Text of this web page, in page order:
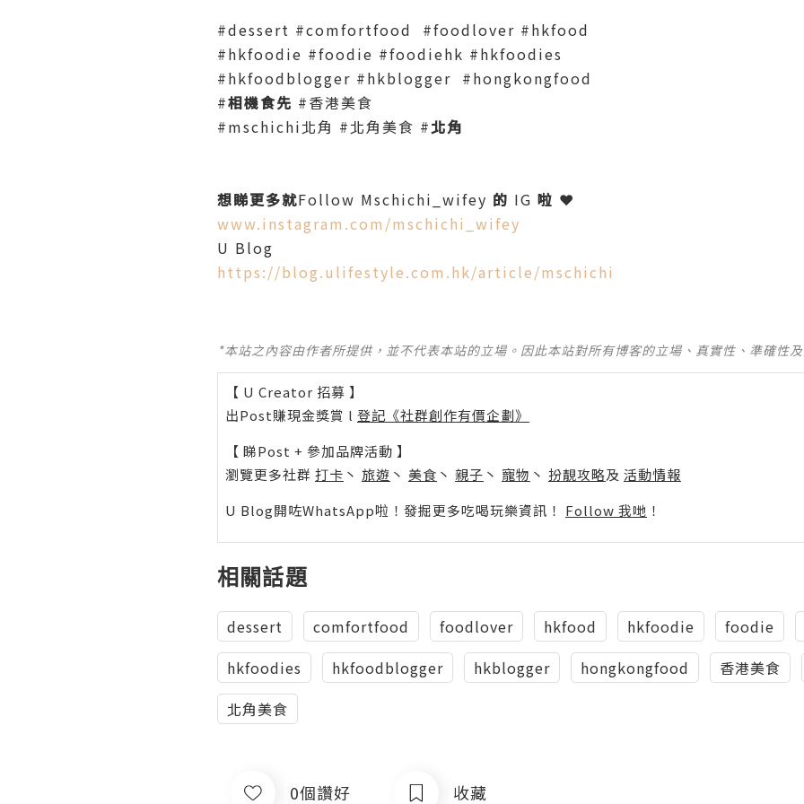
#dessert #comfortfood #foodlover #hkfood
#hkfoodie #foodie #foodiehk #hkfoodies
#hkfoodblogger #hkblogger #hongkongfood
#相機食先 #香港美食
#mschichi北角 #北角美食 #北角
想睇更多就Follow Mschichi_wifey 的 IG 啦 ❤️
www.instagram.com/mschichi_wifey
U Blog
https://blog.ulifestyle.com.hk/article/mschichi
*本站之內容由作者所提供，並不代表本站的立場。因此本站對所有博客的立場、真實性、準確性
【 U Creator 招募 】
出Post賺現金獎賞 l 登記《社群創作有價企劃》
【 睇Post + 參加品牌活動 】
瀏覽更多社群 打卡 丶 旅遊 丶 美食 丶 親子 丶 寵物 丶 扮靚攻略及 活動情報
U Blog開咗WhatsApp啦！發掘更多吃喝玩樂資訊！ Follow 我哋 ！
相關話題
dessert comfortfood foodlover hkfood hkfoodie foodie
hkfoodies
hkfoodblogger hkblogger hongkongfood 香港美食
北角美食
0個讚好 收藏